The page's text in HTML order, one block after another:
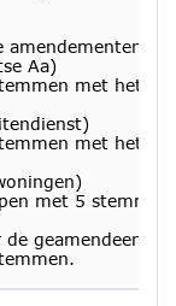
amendementen
Aa)
met het
met het
met 5
geamendeerde